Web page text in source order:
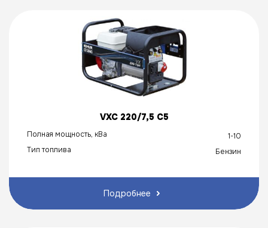
VXC 220/7,5 C5
Полная мощность, кВа
1-10
Тип топлива
Бензин
Подробнее